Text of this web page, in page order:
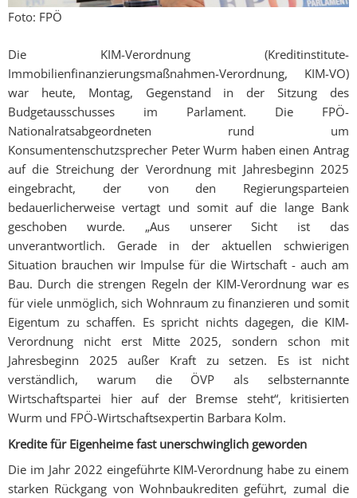
Foto: FPÖ
Die KIM-Verordnung (Kreditinstitute-
Immobilienfinanzierungsmaßnahmen-Verordnung, KIM-VO)
war heute, Montag, Gegenstand in der Sitzung des
Budgetausschusses im Parlament. Die FPÖ-
Nationalratsabgeordneten rund um
Konsumentenschutzsprecher Peter Wurm haben einen Antrag
auf die Streichung der Verordnung mit Jahresbeginn 2025
eingebracht, der von den Regierungsparteien
bedauerlicherweise vertagt und somit auf die lange Bank
geschoben wurde. „Aus unserer Sicht ist das
unverantwortlich. Gerade in der aktuellen schwierigen
Situation brauchen wir Impulse für die Wirtschaft - auch am
Bau. Durch die strengen Regeln der KIM-Verordnung war es
für viele unmöglich, sich Wohnraum zu finanzieren und somit
Eigentum zu schaffen. Es spricht nichts dagegen, die KIM-
Verordnung nicht erst Mitte 2025, sondern schon mit
Jahresbeginn 2025 außer Kraft zu setzen. Es ist nicht
verständlich, warum die ÖVP als selbsternannte
Wirtschaftspartei hier auf der Bremse steht“, kritisierten
Wurm und FPÖ-Wirtschaftsexpertin Barbara Kolm.
Kredite für Eigenheime fast unerschwinglich geworden
Die im Jahr 2022 eingeführte KIM-Verordnung habe zu einem
starken Rückgang von Wohnbaukrediten geführt, zumal die